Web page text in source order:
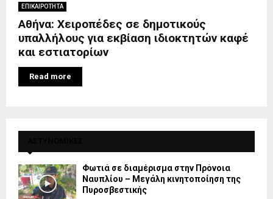
ΕΠΙΚΑΙΡΟΤΗΤΑ
Αθήνα: Χειροπέδες σε δημοτικούς
υπαλλήλους για εκβίαση ιδιοκτητών καφέ
και εστιατορίων
Read more
Φωτιά σε διαμέρισμα στην Πρόνοια
Ναυπλίου – Μεγάλη κινητοποίηση της
Πυροσβεστικής